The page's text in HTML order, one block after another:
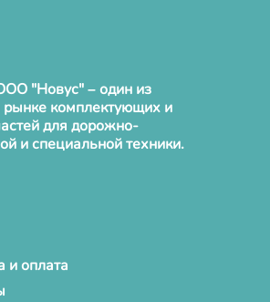
"Новус" – один из
рынке комплектующих и
для дорожно-
и специальной техники.
и оплата